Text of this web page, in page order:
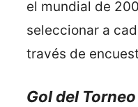
el mundial de
seleccionar a
través de
Gol del Torneo